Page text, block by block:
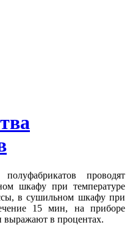
проводят
шкафу при температуре
в сушильном шкафу при
15 мин, на приборе
в процентах.